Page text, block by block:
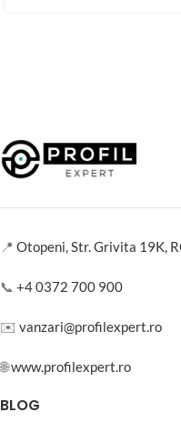
📍 Otopeni, Str. Grivita 19K,
📞 +4 0372 700 900
✉️ vanzari@profilexpert.ro
🌐www.profilexpert.ro
BLOG